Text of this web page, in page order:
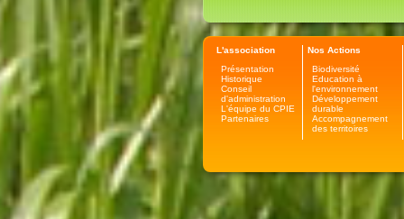
L'association
Présentation
Historique
Conseil
d'administration
L'équipe du CPIE
Partenaires
Nos Actions
Biodiversité
Education à
l'environnement
Développement
durable
Accompagnement
des territoires